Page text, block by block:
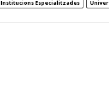
Institucions Especialitzades